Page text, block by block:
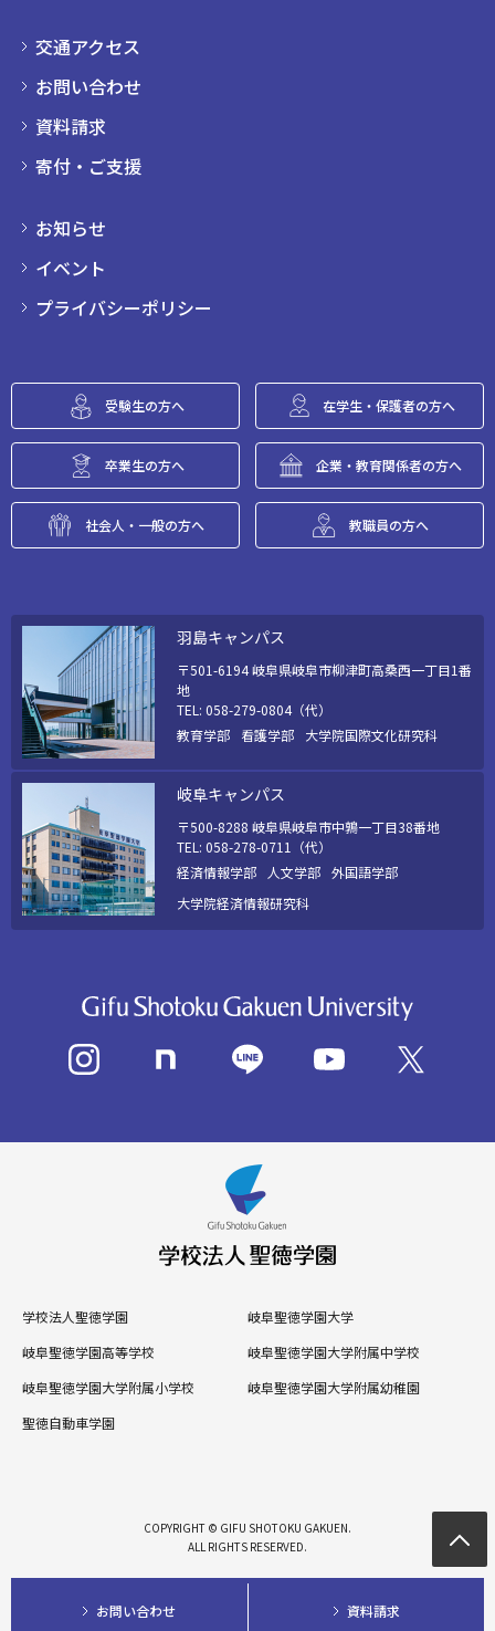
交通アクセス
お問い合わせ
資料請求
寄付・ご支援
お知らせ
イベント
プライバシーポリシー
受験生の方へ 在学生・保護者の方へ
卒業生の方へ 企業・教育関係者の方へ
社会人・一般の方へ 教職員の方へ
羽島キャンパス
〒501-6194 岐阜県岐阜市柳津町高桑西一丁目1番
地
TEL: 058-279-0804（代）
教育学部
看護学部 大学院国際文化研究科
岐阜キャンパス
〒500-8288 岐阜県岐阜市中鶉一丁目38番地
TEL: 058-278-0711（代）
経済情報学部
人文学部 外国語学部
大学院経済情報研究科
学校法人聖徳学園
岐阜聖徳学園大学
岐阜聖徳学園高等学校
岐阜聖徳学園大学附属中学校
岐阜聖徳学園大学附属小学校
岐阜聖徳学園大学附属幼稚園
聖徳自動車学園
COPYRIGHT © GIFU SHOTOKU GAKUEN.
ALL RIGHTS RESERVED.
お問い合わせ 資料請求